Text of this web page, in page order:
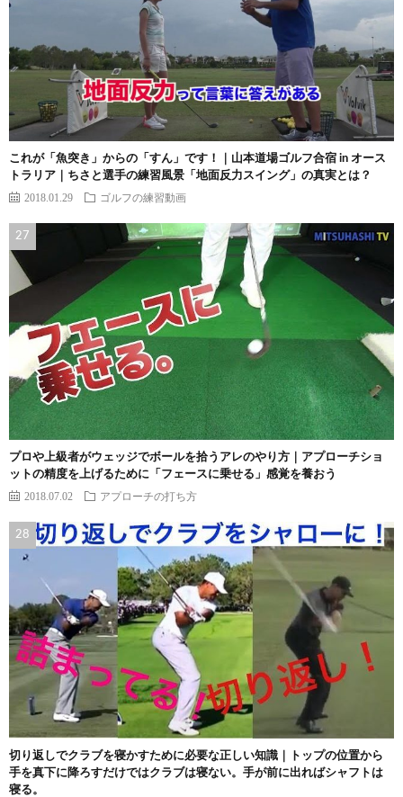
これが「魚突き」からの「すん」です！｜山本道場ゴルフ合宿 in オース
トラリア｜ちさと選手の練習風景「地面反力スイング」の真実とは？
2018.01.29 ゴルフの練習動画
プロや上級者がウェッジでボールを拾うアレのやり方｜アプローチショ
ットの精度を上げるために「フェースに乗せる」感覚を養おう
2018.07.02 アプローチの打ち方
切り返しでクラブを寝かすために必要な正しい知識｜トップの位置から
手を真下に降ろすだけではクラブは寝ない。手が前に出ればシャフトは
寝る。